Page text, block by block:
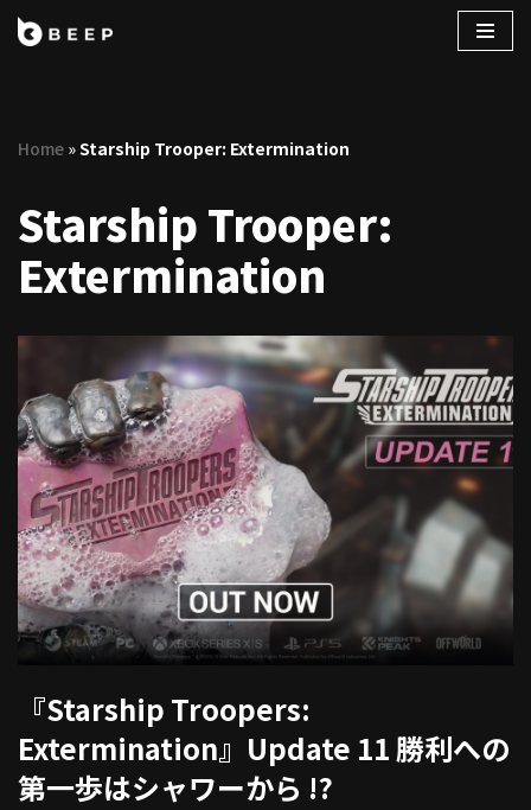
ン
へ
ス
キ
ッ
Home »Starship Trooper: Extermination
Starship Trooper:
Extermination
『Starship Troopers:
Extermination』Update 11 勝利への
第一歩はシャワーから !?